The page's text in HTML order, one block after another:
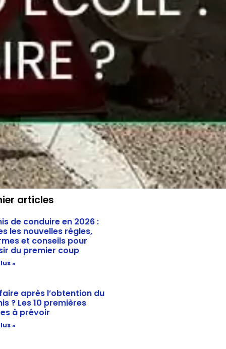
articles
de conduire en 2026 :
les nouvelles règles,
et conseils pour
du premier coup
»
après l’obtention du
? Les 10 premières
à prévoir
»